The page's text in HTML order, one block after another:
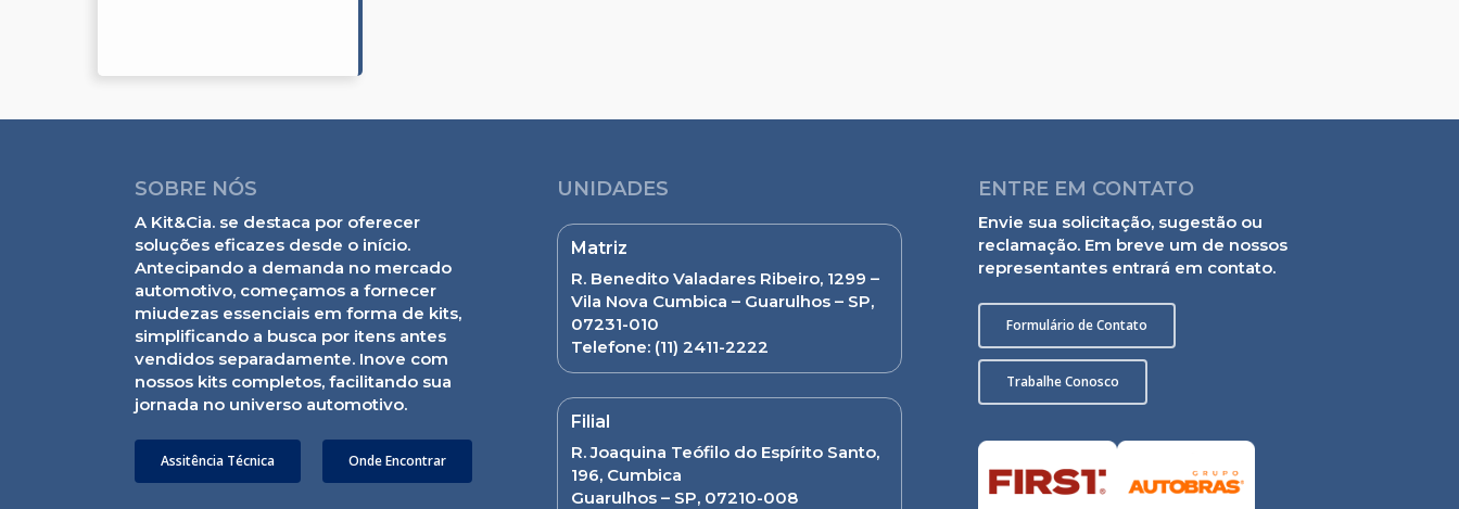
SOBRE NÓS
A Kit&Cia. se destaca por oferecer
soluções eficazes desde o início.
Antecipando a demanda no mercado
automotivo, começamos a fornecer
miudezas essenciais em forma de kits,
simplificando a busca por itens antes
vendidos separadamente. Inove com
nossos kits completos, facilitando sua
jornada no universo automotivo.
Assitência Técnica Onde Encontrar
UNIDADES
Matriz
R. Benedito Valadares Ribeiro, 1299 –
Vila Nova Cumbica – Guarulhos – SP,
07231-010
Telefone: (11) 2411-2222
Filial
R. Joaquina Teófilo do Espírito Santo,
196, Cumbica
Guarulhos – SP, 07210-008
ENTRE EM CONTATO
Envie sua solicitação, sugestão ou
reclamação. Em breve um de nossos
representantes entrará em contato.
Formulário de Contato
Trabalhe Conosco